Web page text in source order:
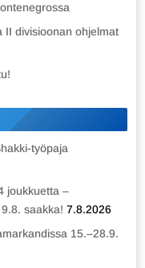
II divisioonan ohjelmat
työpaja
joukkuetta –
saakka! 7.8.2026
15.–28.9.